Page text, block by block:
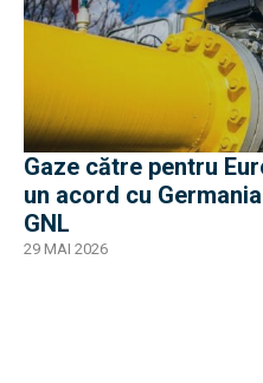
Gaze către pentru
un acord cu
GNL
29 MAI 2026